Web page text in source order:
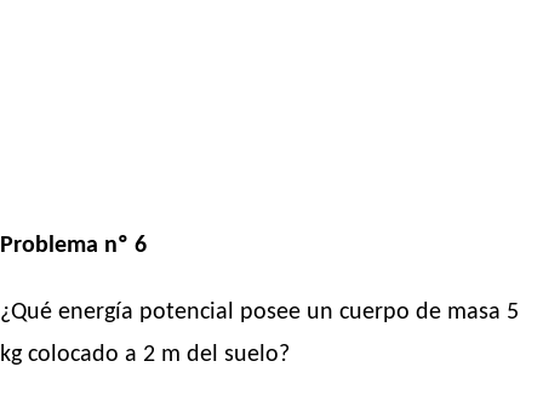
Problema nº 6
¿Qué energía potencial posee un cuerpo de masa 5
kg colocado a 2 m del suelo?